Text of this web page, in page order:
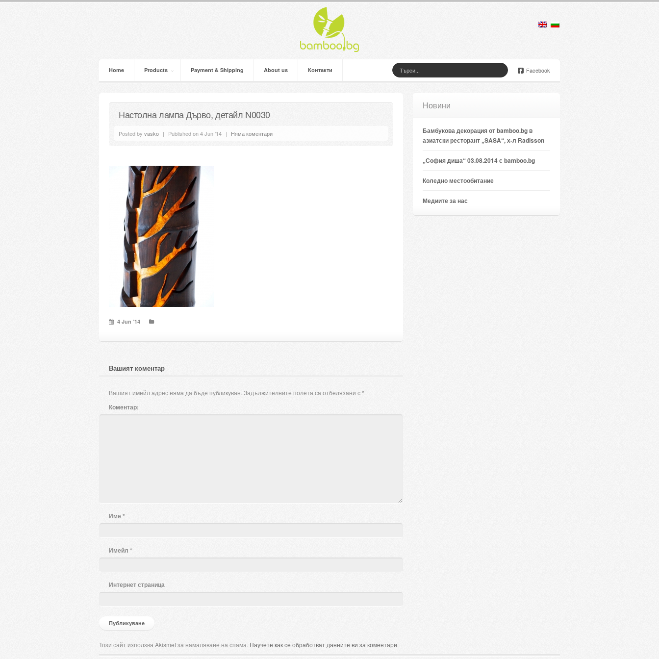
Home Products Payment & Shipping About us Контакти Facebook
Настолна лампа Дърво, детайл N0030
Posted by vasko | Published on 4 Jun ’14 | Няма коментари
4 Jun ’14
Вашият коментар
Вашият имейл адрес няма да бъде публикуван. Задължителните полета са отбелязани с*
Коментар:
Име*
Имейл *
Интернет страница
Този сайт използва Akismet за намаляване на спама. Научете как се обработват данните ви за коментари.
Новини
Бамбукова декорация от bamboo.bg в
азиатски ресторант „SASA“, х-л Radisson
„София диша“ 03.08.2014 с bamboo.bg
Коледно местообитание
Медиите за нас